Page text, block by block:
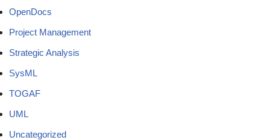
OpenDocs
Project Management
Strategic Analysis
SysML
TOGAF
UML
Uncategorized